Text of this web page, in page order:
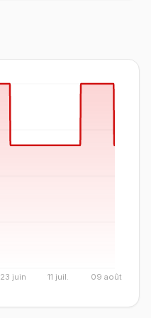
23 juin 11 juil. 09 août